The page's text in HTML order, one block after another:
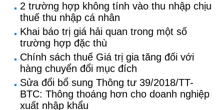
2 trường hợp không tính vào thu nhập chịu
thuế thu nhập cá nhân
Khai báo trị giá hải quan trong một số
trường hợp đặc thù
Chính sách thuế Giá trị gia tăng đối với
hàng chuyển đổi mục đích
Sửa đổi bổ sung Thông tư 39/2018/TT-
BTC: Thông thoáng hơn cho doanh nghiệp
xuất nhập khẩu